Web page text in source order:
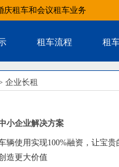
庆租车和会议租车业务
租车流程 租
企业长租
小企业解决方案
辆使用实现100%融资，让宝贵
造更大价值